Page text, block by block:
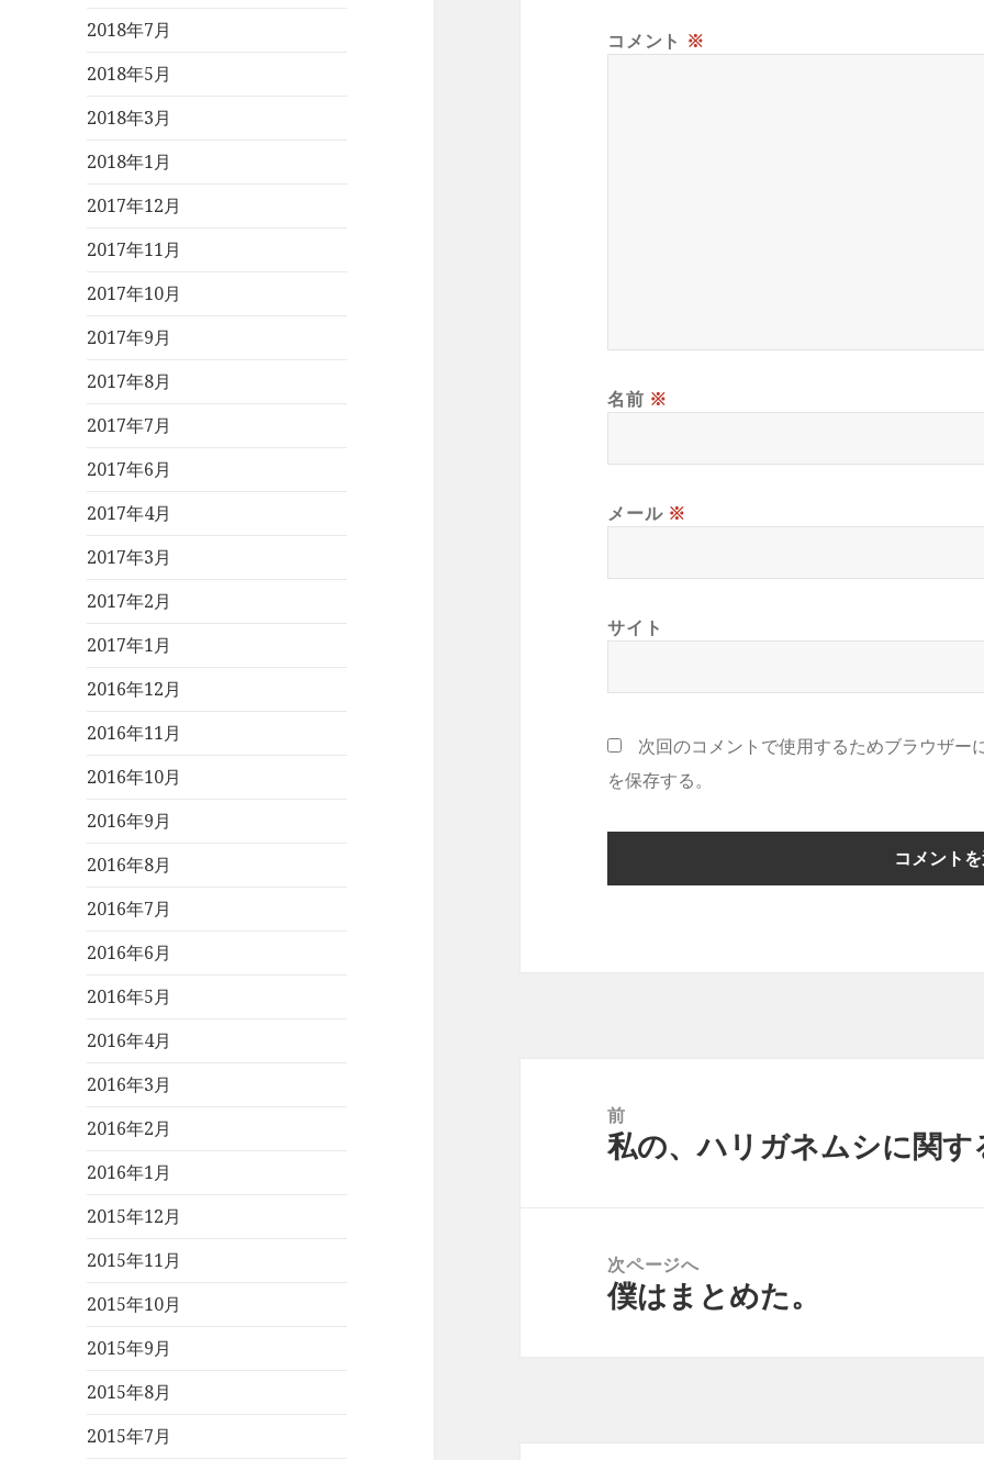
2018年7月
2018年5月
2018年3月
2018年1月
2017年12月
2017年11月
2017年10月
2017年9月
2017年8月
2017年7月
2017年6月
2017年4月
2017年3月
2017年2月
2017年1月
2016年12月
2016年11月
2016年10月
2016年9月
2016年8月
2016年7月
2016年6月
2016年5月
2016年4月
2016年3月
2016年2月
2016年1月
2015年12月
2015年11月
2015年10月
2015年9月
2015年8月
2015年7月
コメント ※
名前 ※
メール ※
サイト
次回のコメントで使用するためブラウザ
を保存する。
前
前
私の、ハリガネムシに関す
次ページへ
次
僕はまとめた。